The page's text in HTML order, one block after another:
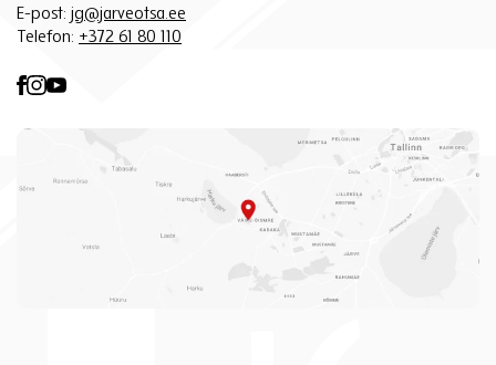
E-post: jg@jarveotsa.ee
Telefon: +372 61 80 110